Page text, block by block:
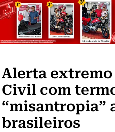
Alerta extremo
Civil com
“misantropia”
brasileiros